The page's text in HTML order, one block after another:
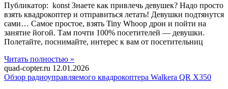
Публикатор: konst Знаете как привлечь девушек? Надо просто
взять квадрокоптер и отправиться летать! Девушки подтянутся
сами… Самое простое, взять Tiny Whoop дрон и пойти на
занятие йогой. Там почти 100% посетителей — девушки.
Полетайте, поснимайте, интерес к вам от посетительниц
Читать полностью »
quad-copter.ru 12.01.2026
Обзор радиоуправляемого квадрокоптера Walkera QR X350